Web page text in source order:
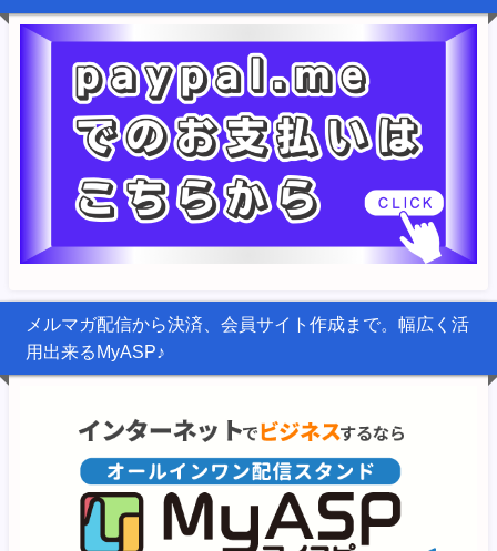
メルマガ配信から決済、会員サイト作成まで。幅広く活
用出来るMyASP♪